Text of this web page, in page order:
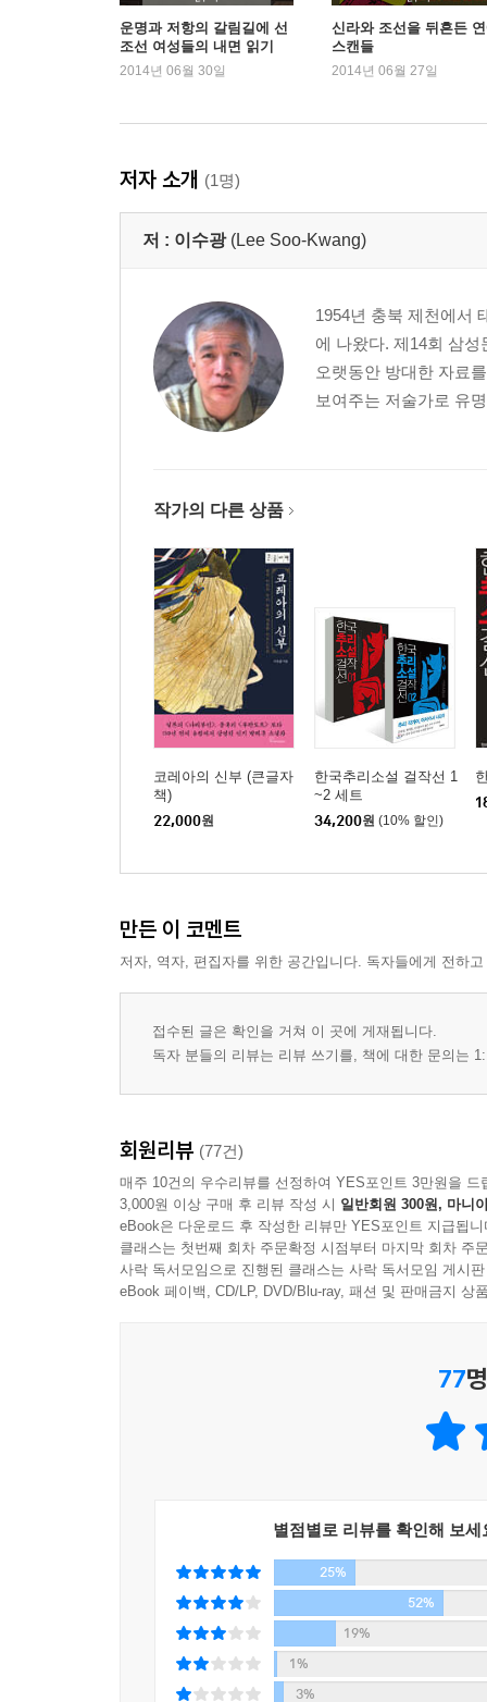
4장 _ 조선을 뒤흔든 불멸의 로맨스
삼의당 김씨 부부의 영원한 사랑 | 사랑의 시를 남
운명과 저항의 갈림길에 선
조선 여성들의 내면 읽기
2014년 06월 30일
신라와 조선을 뒤흔든
스캔들
2014년 06월 27일
저자 소개 (1명)
저 : 이수광 (Lee Soo-Kwang)
1954년 충북 제천에서
에 나왔다. 제14회 삼
오랫동안 방대한 자료
보여주는 저술가로 유
작가의 다른 상품
코레아의 신부 (큰글자
책)
22,000원
한국추리소설 걸작선 1
~2 세트
34,200원 (10% 할인)
만든 이 코멘트
저자, 역자, 편집자를 위한 공간입니다. 독자들에게 전하
접수된 글은 확인을 거쳐 이 곳에 게재됩니다.
독자 분들의 리뷰는 리뷰 쓰기를, 책에 대한 문의는
회원리뷰 (77건)
매주 10건의 우수리뷰를 선정하여 YES포인트 3만원을 드
3,000원 이상 구매 후 리뷰 작성 시 일반회원 300원, 마니
eBook은 다운로드 후 작성한 리뷰만 YES포인트 지급됩니
클래스는 첫번째 회차 주문확정 시점부터 마지막 회차 주
사락 독서모임으로 진행된 클래스는 사락 독서모임 게시
eBook 페이백, CD/LP, DVD/Blu-ray, 패션 및 판매금지 상
77
별점별로 리뷰를 확인해 보세
25%
52%
19%
1%
3%